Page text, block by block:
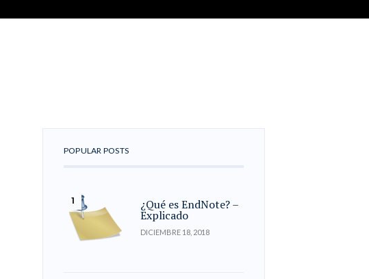
POPULAR POSTS
¿Qué es EndNote? –
Explicado
DICIEMBRE 18, 2018